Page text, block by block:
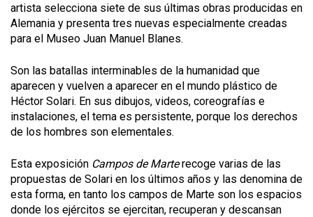
artista selecciona siete de sus últimas obras producidas en
Alemania y presenta tres nuevas especialmente creadas
para el Museo Juan Manuel Blanes.
Son las batallas interminables de la humanidad que
aparecen y vuelven a aparecer en el mundo plástico de
Héctor Solari. En sus dibujos, videos, coreografías e
instalaciones, el tema es persistente, porque los derechos
de los hombres son elementales.
Esta exposición Campos de Marterecoge varias de las
propuestas de Solari en los últimos años y las denomina de
esta forma, en tanto los campos de Marte son los espacios
donde los ejércitos se ejercitan, recuperan y descansan